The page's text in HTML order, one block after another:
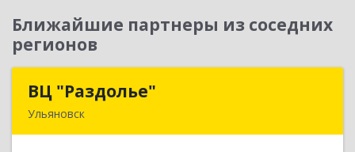
Ближайшие партнеры из соседних
регионов
ВЦ "Раздолье"
Ульяновск